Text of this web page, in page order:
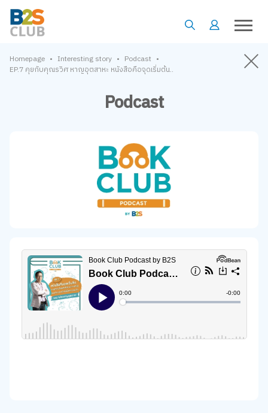
Homepage • Interesting story • Podcast •
EP.7 คุยกับคุณรวิศ หาญอุตสาหะ หนังสือคือจุดเริ่มต้น..
Podcast